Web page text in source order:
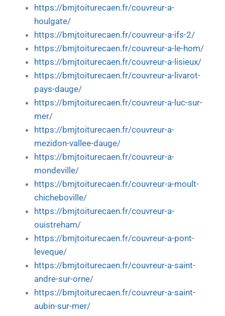
https://bmjtoiturecaen.fr/couvreur-a-
houlgate/
https://bmjtoiturecaen.fr/couvreur-a-ifs-2/
https://bmjtoiturecaen.fr/couvreur-a-le-hom/
https://bmjtoiturecaen.fr/couvreur-a-lisieux/
https://bmjtoiturecaen.fr/couvreur-a-livarot-
pays-dauge/
https://bmjtoiturecaen.fr/couvreur-a-luc-sur-
mer/
https://bmjtoiturecaen.fr/couvreur-a-
mezidon-vallee-dauge/
https://bmjtoiturecaen.fr/couvreur-a-
mondeville/
https://bmjtoiturecaen.fr/couvreur-a-moult-
chicheboville/
https://bmjtoiturecaen.fr/couvreur-a-
ouistreham/
https://bmjtoiturecaen.fr/couvreur-a-pont-
leveque/
https://bmjtoiturecaen.fr/couvreur-a-saint-
andre-sur-orne/
https://bmjtoiturecaen.fr/couvreur-a-saint-
aubin-sur-mer/